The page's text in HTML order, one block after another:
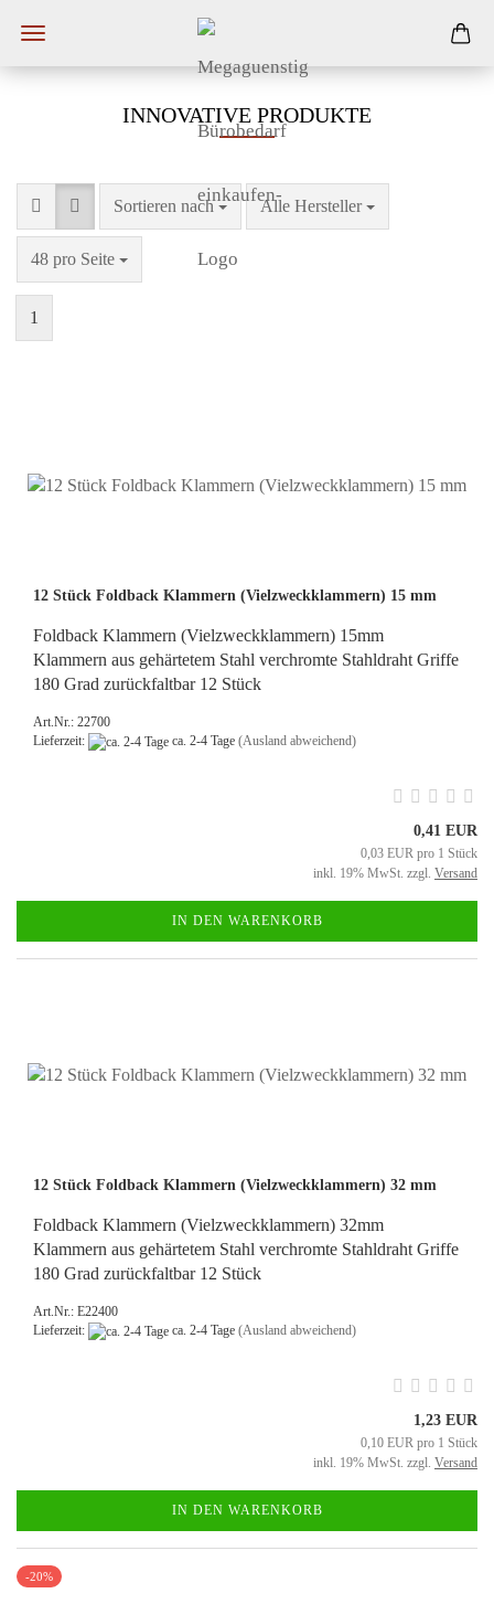
INNOVATIVE PRODUKTE
Sortieren nach Alle Hersteller
48 pro Seite
1
12 Stück Foldback Klammern (Vielzweckklammern) 15 mm
Foldback Klammern (Vielzweckklammern) 15mm
Klammern aus gehärtetem Stahl verchromte Stahldraht Griffe
180 Grad zurückfaltbar 12 Stück
Art.Nr.: 22700
Lieferzeit:
ca. 2-4 Tage (Ausland abweichend)
0,41 EUR
0,03 EUR pro 1 Stück
inkl. 19% MwSt. zzgl. Versand
IN DEN WARENKORB
12 Stück Foldback Klammern (Vielzweckklammern) 32 mm
Foldback Klammern (Vielzweckklammern) 32mm
Klammern aus gehärtetem Stahl verchromte Stahldraht Griffe
180 Grad zurückfaltbar 12 Stück
Art.Nr.: E22400
Lieferzeit:
ca. 2-4 Tage (Ausland abweichend)
1,23 EUR
0,10 EUR pro 1 Stück
inkl. 19% MwSt. zzgl. Versand
IN DEN WARENKORB
-20%